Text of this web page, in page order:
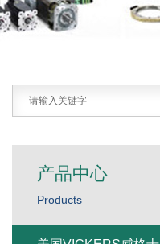
产品中心
Products